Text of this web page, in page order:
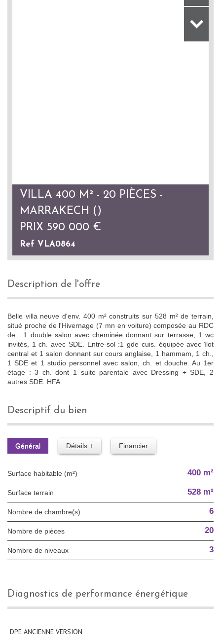
VILLA 400 M² - 20 PIÈCES -
MARRAKECH ()
PRIX 590 000 €
Ref VLA0864
description de l'offre
Belle villa neuve d'env. 400 m² construits sur 528 m² de terrain,
situé proche de l'Hivernage (7 mn en voiture) composée au RDC
de : 1 double salon avec cheminée donnant sur terrasse, 1 wc
invités, 1 ch. avec SDE. Entre-sol :1 gde cuis. équipée avec îlot
central et 1 salon donnant sur cours anglaise, 1 hammam, 1 ch.,
1 SDE et 1 studio personnel avec salon, ch. et douche. Au 1er
étage : 3 ch. dont 1 suite parentale avec Dressing + SDE, 2
autres SDE. HFA
descriptif du bien
Général Détails + Financier
Surface habitable (m²) 400 m²
surface terrain 528 m²
Nombre de chambre(s) 6
Nombre de pièces 20
Nombre de niveaux 3
diagnostics de performance énergétique
DPE ANCIENNE VERSION